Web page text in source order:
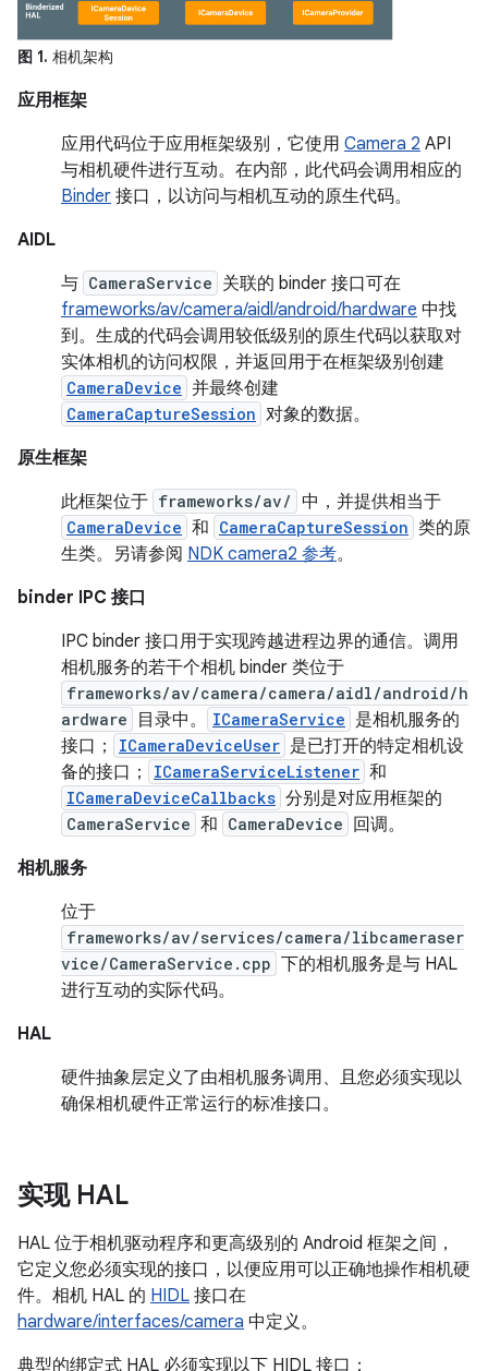
图 1. 相机架构
应用框架
应用代码位于应用框架级别，它使用 Camera 2 API
与相机硬件进行互动。在内部，此代码会调用相应的
Binder 接口，以访问与相机互动的原生代码。
AIDL
与 CameraService 关联的 binder 接口可在
frameworks/av/camera/aidl/android/hardware 中找
到。生成的代码会调用较低级别的原生代码以获取对
实体相机的访问权限，并返回用于在框架级别创建
CameraDevice 并最终创建
CameraCaptureSession 对象的数据。
原生框架
此框架位于 frameworks/av/ 中，并提供相当于
CameraDevice 和 CameraCaptureSession 类的原
生类。另请参阅 NDK camera2 参考。
binder IPC 接口
IPC binder 接口用于实现跨越进程边界的通信。调用
相机服务的若干个相机 binder 类位于
frameworks/av/camera/camera/aidl/android/h
ardware
目录中。 ICameraService 是相机服务的
接口；
ICameraDeviceUser 是已打开的特定相机设
备的接口；
ICameraServiceListener 和
ICameraDeviceCallbacks 分别是对应用框架的
CameraService 和 CameraDevice
回调。
相机服务
位于
frameworks/av/services/camera/libcameraser
vice/CameraService.cpp 下的相机服务是与 HAL
进行互动的实际代码。
HAL
硬件抽象层定义了由相机服务调用、且您必须实现以
确保相机硬件正常运行的标准接口。
实现 HAL
HAL 位于相机驱动程序和更高级别的 Android 框架之间，
它定义您必须实现的接口，以便应用可以正确地操作相机硬
件。相机 HAL 的 HIDL 接口在
hardware/interfaces/camera 中定义。
典型的绑定式 HAL 必须实现以下 HIDL 接口：